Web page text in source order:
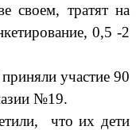
своем, тратят на
0,5 -2
участие 90
№19.
что их дети